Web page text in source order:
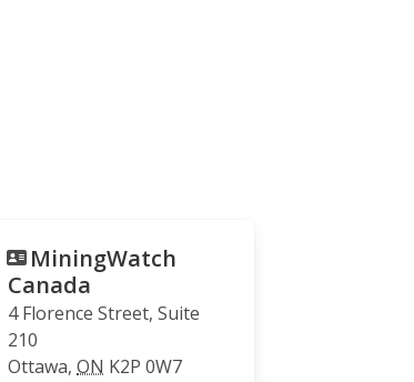
MiningWatch
Canada
4 Florence Street, Suite
210
Ottawa, ON K2P 0W7